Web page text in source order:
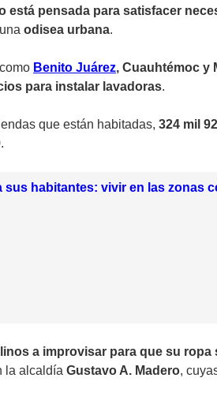
está pensada para satisfacer
odisea urbana.
Benito Juárez, Cuauhtémoc y
para instalar lavadoras.
que están habitadas, 324 mil
sus habitantes: vivir en las zonas
a improvisar para que su ropa
la alcaldía Gustavo A. Madero,